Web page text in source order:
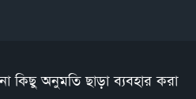
কিছু অনুমতি ছাড়া ব্যবহার করা